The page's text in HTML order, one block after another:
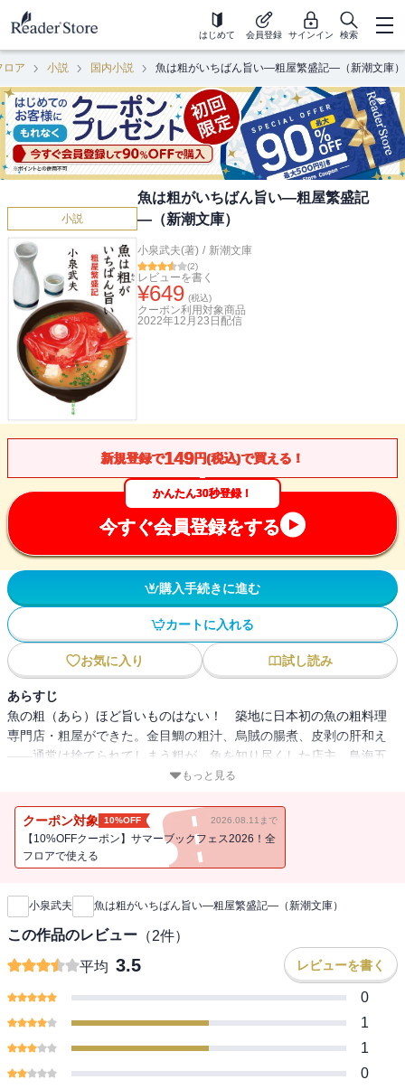
はじめて 会員登録 サインイン 検索
ロア 小説 国内小説 魚は粗がいちばん旨い―粗屋繁盛記―（新潮文庫）
小説
魚は粗がいちばん旨い―粗屋繁盛記
―（新潮文庫）
小泉武夫(著) / 新潮文庫
(2)
レビューを書く
¥649 (税込)
クーポン利用対象商品
2022年12月23日 配信
新規登録で149円(税込)で買える！
かんたん30秒登録！
今すぐ会員登録をする
購入手続きに進む
カートに入れる
お気に入り 試し読み
あらすじ
魚の粗（あら）ほど旨いものはない！ 築地に日本初の魚の粗料理
専門店・粗屋ができた。金目鯛の粗汁、烏賊の腸煮、皮剥の肝和え
――通常は捨てられてしまう粗が、魚を知り尽くした店主、鳥海五
郎にかかると絶品料理へと大変身。はやる気持ちを抑え、今宵も粗
に酒を呑む、至福の時間の始まりだ。『骨まで愛して 粗屋五郎の
築地物語』改題。（解説・太田和彦）
もっと見る
クーポン対象 10%OFF 2026.08.11まで
【10%OFFクーポン】サマーブックフェス2026！全
フロアで使える
新刊通知
小泉武夫 魚は粗がいちばん旨い―粗屋繁盛記―（新潮文庫）
この作品のレビュー （2件）
平均 3.5 レビューを書く
0
1
1
0